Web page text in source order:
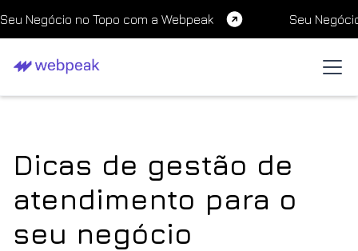
Seu Negócio no Topo com a Webpeak Seu
Dicas de gestão de
atendimento para o
seu negócio